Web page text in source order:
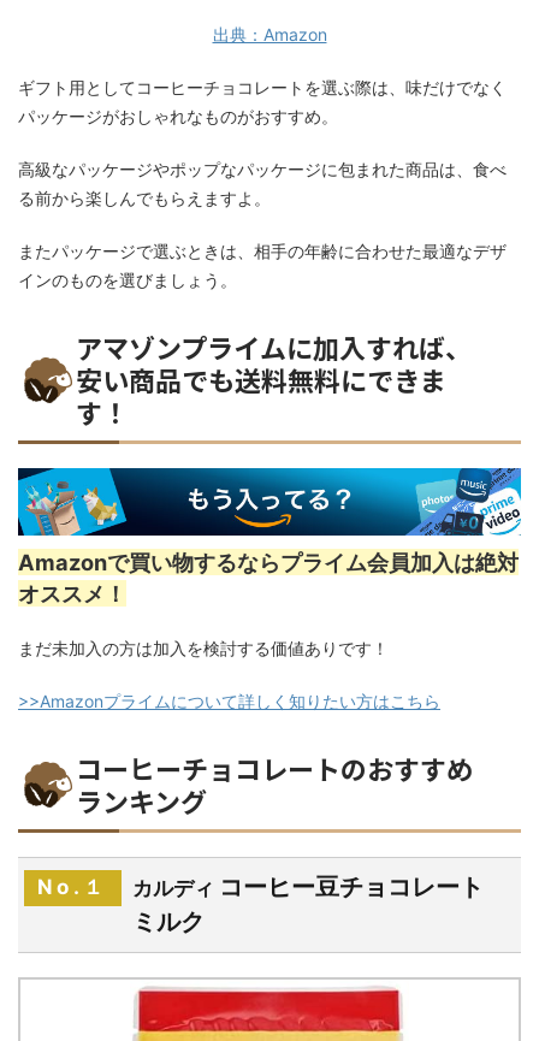
出典：Amazon
ギフト用としてコーヒーチョコレートを選ぶ際は、味だけでなく
パッケージがおしゃれなものがおすすめ。
高級なパッケージやポップなパッケージに包まれた商品は、食べ
る前から楽しんでもらえますよ。
またパッケージで選ぶときは、相手の年齢に合わせた最適なデザ
インのものを選びましょう。
アマゾンプライムに加入すれば、
安い商品でも送料無料にできま
す！
Amazonで買い物するならプライム会員加入は絶対
オススメ！
まだ未加入の方は加入を検討する価値ありです！
>>Amazonプライムについて詳しく知りたい方はこちら
コーヒーチョコレートのおすすめ
ランキング
No.１ カルディ コーヒー豆チョコレート
ミルク